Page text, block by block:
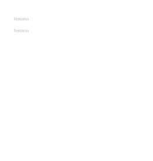
Reklama
Reklama